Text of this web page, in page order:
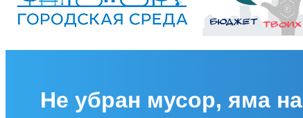
Не убран мусор, яма на